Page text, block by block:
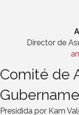
Director de
Comité de
Presidida por Kam